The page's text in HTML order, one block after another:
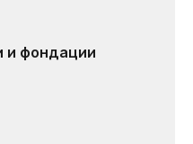
и фондации